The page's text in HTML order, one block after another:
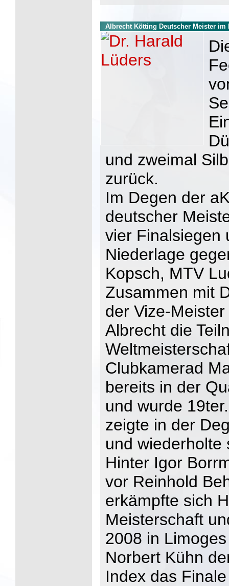
Albrecht Kötting Deutscher Meister im
und zweimal
zurück.
Im Degen der
deutscher
vier Finalsiegen
Niederlage
Kopsch, MTV
Zusammen mit
der Vize-
Albrecht die
Clubkamerad
bereits in der
und wurde
zeigte in der
und wiederholte
Hinter Igor
vor Reinhold
erkämpfte sich
Meisterschaft
2008 in
Norbert Kühn
Index das